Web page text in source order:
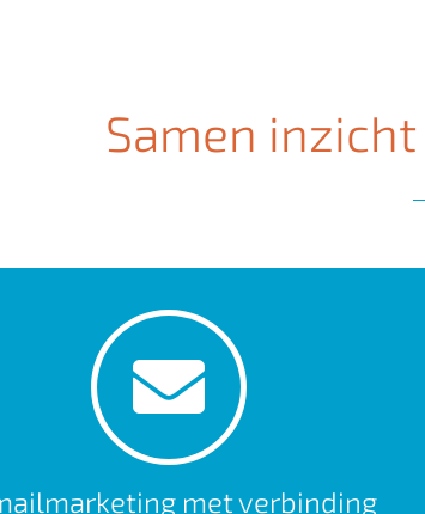
Samen
met verbinding